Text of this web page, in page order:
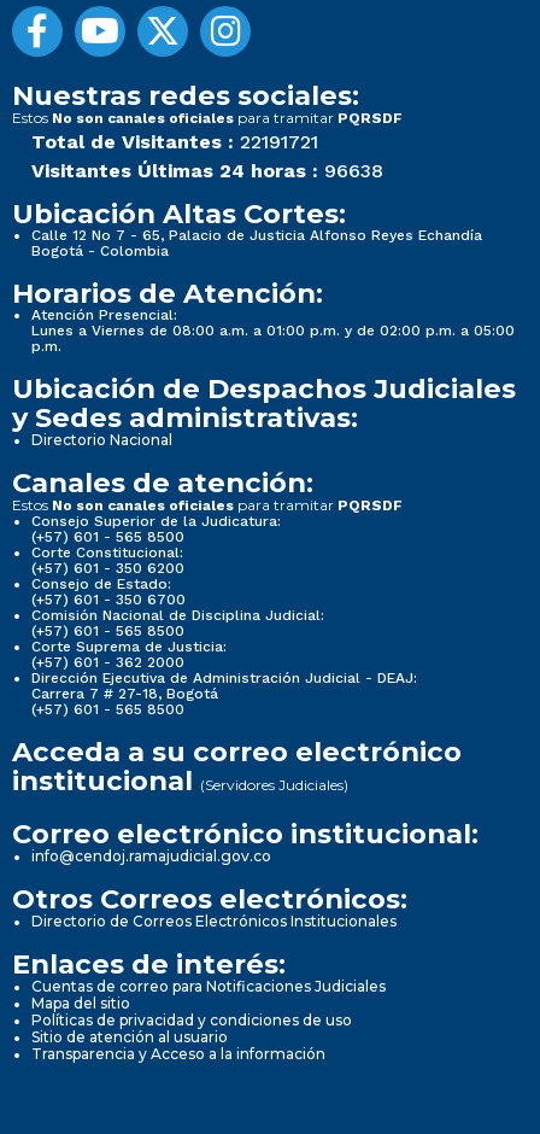
Nuestras redes sociales:
Estos No son canales oficiales para tramitar PQRSDF
Total de Visitantes : 22191721
Visitantes Últimas 24 horas : 96638
Ubicación Altas Cortes:
Calle 12 No 7 - 65, Palacio de Justicia Alfonso Reyes Echandía
Bogotá - Colombia
Horarios de Atención:
Atención Presencial:
Lunes a Viernes de 08:00 a.m. a 01:00 p.m. y de 02:00 p.m. a 05:00
p.m.
Ubicación de Despachos Judiciales
y Sedes administrativas:
Directorio Nacional
Canales de atención:
Estos No son canales oficiales para tramitar PQRSDF
Consejo Superior de la Judicatura:
(+57) 601 - 565 8500
Corte Constitucional:
(+57) 601 - 350 6200
Consejo de Estado:
(+57) 601 - 350 6700
Comisión Nacional de Disciplina Judicial:
(+57) 601 - 565 8500
Corte Suprema de Justicia:
(+57) 601 - 362 2000
Dirección Ejecutiva de Administración Judicial - DEAJ:
Carrera 7 # 27-18, Bogotá
(+57) 601 - 565 8500
Acceda a su correo electrónico
institucional (Servidores Judiciales)
Correo electrónico institucional:
info@cendoj.ramajudicial.gov.co
Otros Correos electrónicos:
Directorio de Correos Electrónicos Institucionales
Enlaces de interés:
Cuentas de correo para Notificaciones Judiciales
Mapa del sitio
Políticas de privacidad y condiciones de uso
Sitio de atención al usuario
Transparencia y Acceso a la información